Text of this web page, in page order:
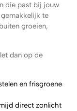
die past bij jouw
gemakkelijk te
groeien,
dan op de
en frisgroene
direct zonlicht